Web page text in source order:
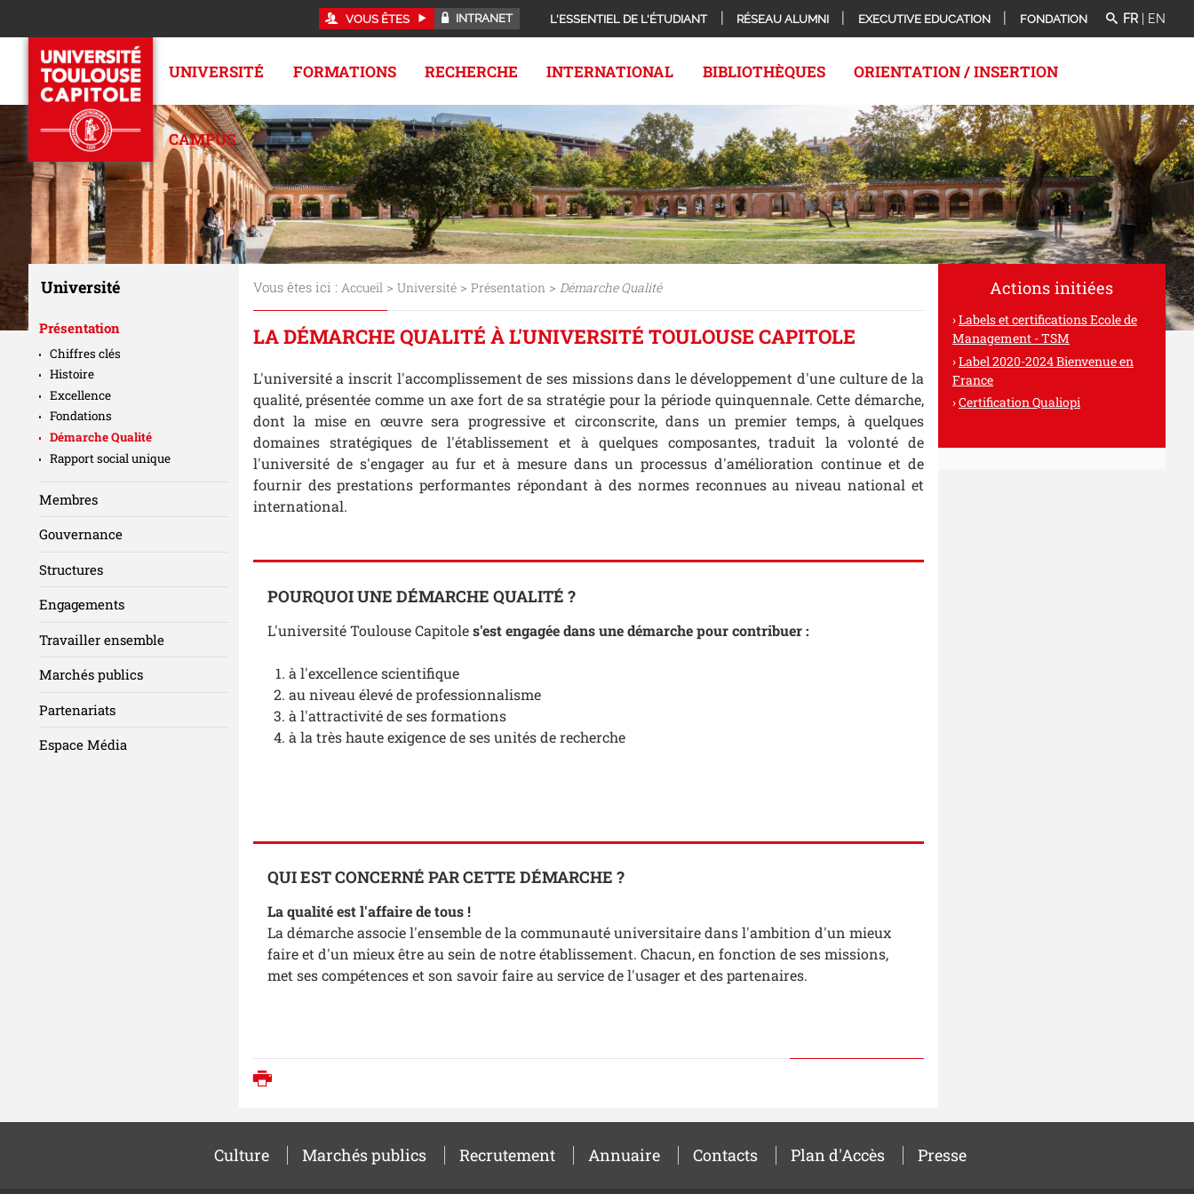
VOUS ÊTES INTRANET L'ESSENTIEL DE L'ÉTUDIANT RÉSEAU ALUMNI EXECUTIVE EDUCATION FONDATION FR EN
UNIVERSITÉ FORMATIONS RECHERCHE INTERNATIONAL BIBLIOTHÈQUES ORIENTATION / INSERTION
CAMPUS
Vous êtes ici : Accueil> Université> Présentation> Démarche Qualité
LA DÉMARCHE QUALITÉ À L'UNIVERSITÉ TOULOUSE CAPITOLE
L'université a inscrit l'accomplissement de ses missions dans le développement d'une culture de la
qualité, présentée comme un axe fort de sa stratégie pour la période quinquennale. Cette démarche,
dont la mise en œuvre sera progressive et circonscrite, dans un premier temps, à quelques
domaines stratégiques de l'établissement et à quelques composantes, traduit la volonté de
l'université de s'engager au fur et à mesure dans un processus d'amélioration continue et de
fournir des prestations performantes répondant à des normes reconnues au niveau national et
international.
POURQUOI UNE DÉMARCHE QUALITÉ ?
L'université Toulouse Capitoles'est engagée dans une démarche pour contribuer :
à l'excellence scientifique
au niveau élevé de professionnalisme
à l'attractivité de ses formations
à la très haute exigence de ses unités de recherche
QUI EST CONCERNÉ PAR CETTE DÉMARCHE ?
La qualité est l'affaire de tous !
La démarche associe l'ensemble de la communauté universitaire dans l'ambition d'un mieux
faire et d'un mieux être au sein de notre établissement. Chacun, en fonction de ses missions,
met ses compétences et son savoir faire au service de l'usager et des partenaires.
Actions initiées
Labels et certifications Ecole de
Management - TSM
Label 2020-2024 Bienvenue en
France
Certification Qualiopi
Université
Présentation
Chiffres clés
Histoire
Excellence
Fondations
Démarche Qualité
Rapport social unique
Membres
Gouvernance
Structures
Engagements
Travailler ensemble
Marchés publics
Partenariats
Espace Média
Culture Marchés publics Recrutement Annuaire Contacts Plan d'Accès Presse